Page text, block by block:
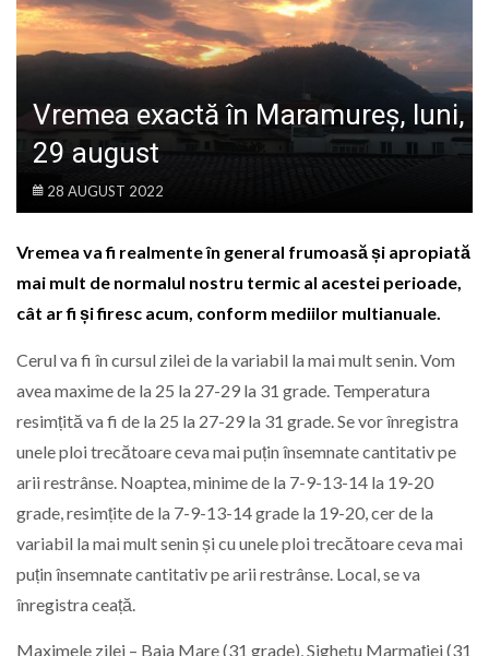
LIFE
Vremea exactă în Maramureș, luni,
29 august
28 AUGUST 2022
Vremea va fi realmente în general frumoasă și apropiată
mai mult de normalul nostru termic al acestei perioade,
cât ar fi și firesc acum, conform mediilor multianuale.
Cerul va fi în cursul zilei de la variabil la mai mult senin. Vom
avea maxime de la 25 la 27-29 la 31 grade. Temperatura
resimțită va fi de la 25 la 27-29 la 31 grade. Se vor înregistra
unele ploi trecătoare ceva mai puțin însemnate cantitativ pe
arii restrânse. Noaptea, minime de la 7-9-13-14 la 19-20
grade, resimțite de la 7-9-13-14 grade la 19-20, cer de la
variabil la mai mult senin și cu unele ploi trecătoare ceva mai
puțin însemnate cantitativ pe arii restrânse. Local, se va
înregistra ceață.
Maximele zilei – Baia Mare (31 grade), Sighetu Marmației (31